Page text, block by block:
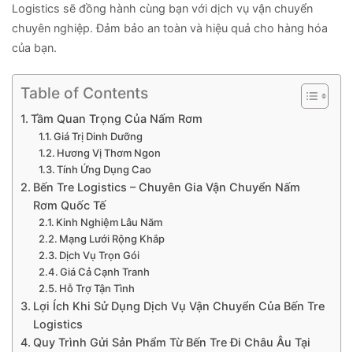
Logistics sẽ đồng hành cùng bạn với dịch vụ vận chuyển
chuyên nghiệp. Đảm bảo an toàn và hiệu quả cho hàng hóa
của bạn.
Table of Contents
Tầm Quan Trọng Của Nấm Rơm
Giá Trị Dinh Dưỡng
Hương Vị Thơm Ngon
Tính Ứng Dụng Cao
Bến Tre Logistics – Chuyên Gia Vận Chuyển Nấm
Rơm Quốc Tế
Kinh Nghiệm Lâu Năm
Mạng Lưới Rộng Khắp
Dịch Vụ Trọn Gói
Giá Cả Cạnh Tranh
Hỗ Trợ Tận Tình
Lợi Ích Khi Sử Dụng Dịch Vụ Vận Chuyển Của Bến Tre
Logistics
Quy Trình Gửi Sản Phẩm Từ Bến Tre Đi Châu Âu Tại